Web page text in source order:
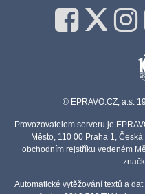
© EPRAVO.CZ, a.s.
Provozovatelem serveru je
Město, 110 00 Praha 1,
obchodním rejstříku vedeném
Automatické vytěžování textů a